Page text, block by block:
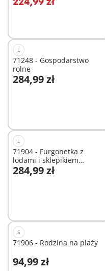
L
71248 - Gospodarstwo
rolne
284,99 zł
L
71904 - Furgonetka z
lodami i sklepikiem
surfingowym
284,99 zł
Dodaj do koszyka
S
71906 - Rodzina na plaży
94,99 zł
Dodaj do koszyka